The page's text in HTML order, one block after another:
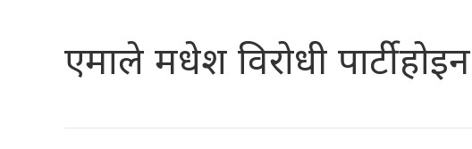
एमाले मधेश विरोधी पार्टी